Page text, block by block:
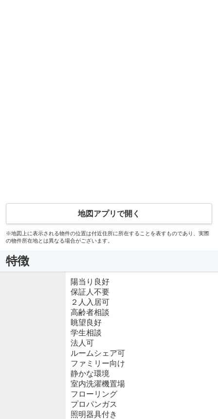
地図アプリで開く
※地図上に表示される物件の位置は付近住所に所在することを表すものであり、実際
の物件所在地とは異なる場合がございます。
特徴
陽当り良好
保証人不要
２人入居可
高齢者相談
眺望良好
学生相談
法人可
ルームシェア可
ファミリー向け
静かな環境
室内洗濯機置場
フローリング
プロパンガス
照明器具付き